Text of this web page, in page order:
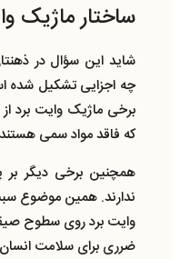
ساختار ماژیک
شاید این سؤال در
چه اجزایی تشکیل شده
برخی ماژیک وایت برد
که فاقد مواد سمی
همچنین برخی دیگر
ندارند. همین موضوع
وایت برد روی سطوح
ضرری برای سلامت انسان